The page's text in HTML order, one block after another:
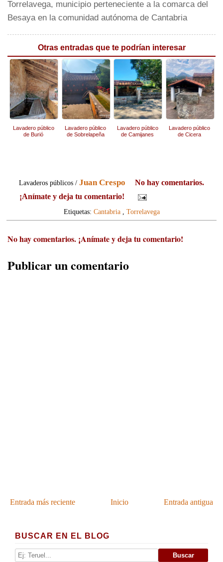
Torrelavega, municipio perteneciente a la comarca del
Besaya en la comunidad autónoma de Cantabria
Otras entradas que te podrían interesar
Lavadero público
de Burió
Lavadero público
de Sobrelapeña
Lavadero público
de Camijanes
Lavadero público
de Cicera
Lavaderos públicos /Juan Crespo
No hay comentarios.
¡Anímate y deja tu comentario!
Etiquetas: Cantabria, Torrelavega
No hay comentarios. ¡Anímate y deja tu comentario!
Publicar un comentario
Entrada más reciente Entrada antigua
Inicio
BUSCAR EN EL BLOG